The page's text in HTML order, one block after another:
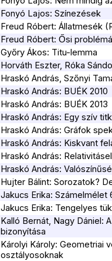
Fonyó Lajos: Színezések
Freud Róbert: Állatmesék
Freud Róbert: Ősi
Győry Ákos: Titu-lemma
Horváth Eszter, Róka
Hraskó András, Szőnyi
Hraskó András: BUÉK 2010
Hraskó András: BUÉK 2013
Hraskó András: Egy szív
Hraskó András: Gráfok
Hraskó András: Kiskvant
Hraskó András:
Hraskó András:
Hujter Bálint: Sorozatok?
Jakucs Erika: Számelmélet
Jakucs Erika: Tengelyes
Kalló Bernát, Nagy Dániel:
bizonyítása
Károlyi Károly: Geometriai
osztályosoknak